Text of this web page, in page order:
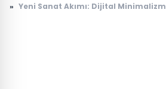
» Yeni Sanat Akımı: Dijital Minimalizm